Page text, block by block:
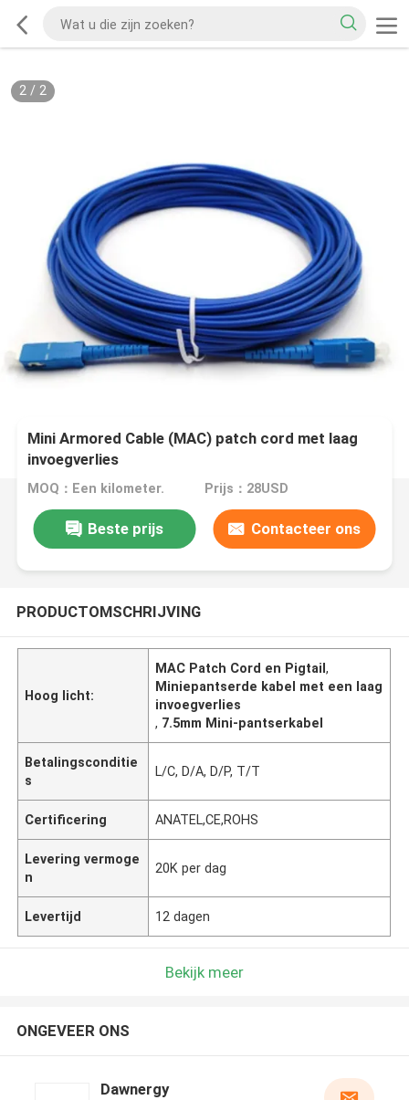
2/ 2
Mini Armored Cable (MAC) patch cord met laag
invoegverlies
MOQ：Een kilometer. Prijs：28USD
Beste prijs Contacteer ons
PRODUCTOMSCHRIJVING
Hoog licht:
MAC Patch Cord en Pigtail,
Miniepantserde kabel met een laag
invoegverlies
, 7.5mm Mini-pantserkabel
Betalingsconditie
s
L/C, D/A, D/P, T/T
Certificering ANATEL,CE,ROHS
Levering vermoge
n
20K per dag
Levertijd 12 dagen
Bekijk meer
ONGEVEER ONS
Dawnergy